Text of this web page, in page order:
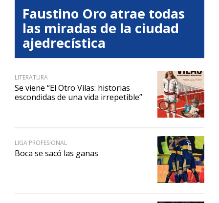
Faustino Oro atrae todas
las miradas de la ciudad
ajedrecística
LITERATURA
Se viene “El Otro Vilas: historias
escondidas de una vida irrepetible”
LIGA PROFESIONAL
Boca se sacó las ganas